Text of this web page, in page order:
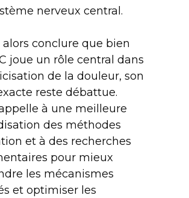
nerveux central.
conclure que bien
joue un rôle central dans
de la douleur, son
reste débattue.
à une meilleure
des méthodes
et à des recherches
pour mieux
les mécanismes
et optimiser les